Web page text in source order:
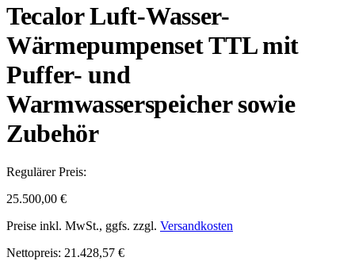
Tecalor Luft-Wasser-
Wärmepumpenset TTL mit
Puffer- und
Warmwasserspeicher sowie
Zubehör
Regulärer Preis:
25.500,00 €
Preise inkl. MwSt., ggfs. zzgl. Versandkosten
Nettopreis: 21.428,57 €